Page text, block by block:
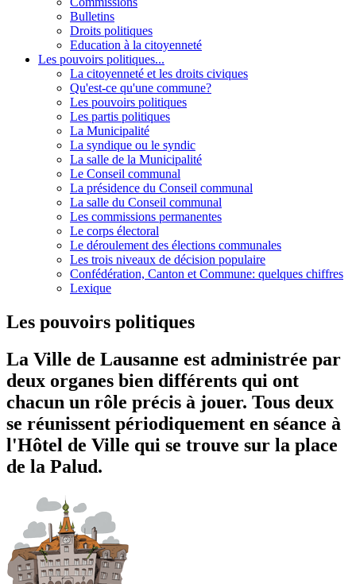
Bulletins
Droits politiques
Education à la citoyenneté
Les pouvoirs politiques...
La citoyenneté et les droits civiques
Qu'est-ce qu'une commune?
Les pouvoirs politiques
Les partis politiques
La Municipalité
La syndique ou le syndic
La salle de la Municipalité
Le Conseil communal
La présidence du Conseil communal
La salle du Conseil communal
Les commissions permanentes
Le corps électoral
Le déroulement des élections communales
Les trois niveaux de décision populaire
Confédération, Canton et Commune: quelques chiffres
Lexique
Les pouvoirs politiques
La Ville de Lausanne est administrée par
deux organes bien différents qui ont
chacun un rôle précis à jouer. Tous deux
se réunissent périodiquement en séance à
l'Hôtel de Ville qui se trouve sur la place
de la Palud.